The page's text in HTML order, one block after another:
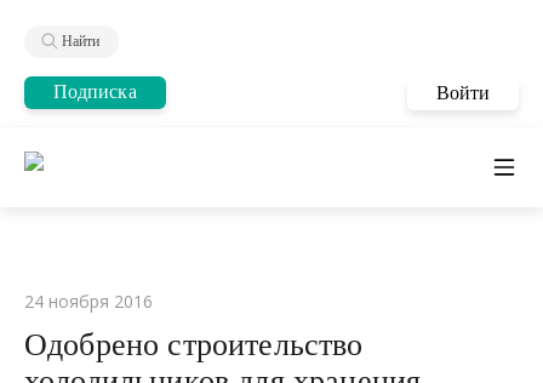
Найти
Подписка Войти
24 ноября 2016
Одобрено строительство